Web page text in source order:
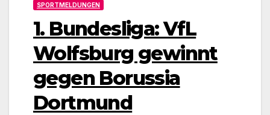
SPORTMELDUNGEN
1. Bundesliga: VfL
Wolfsburg gewinnt
gegen Borussia
Dortmund